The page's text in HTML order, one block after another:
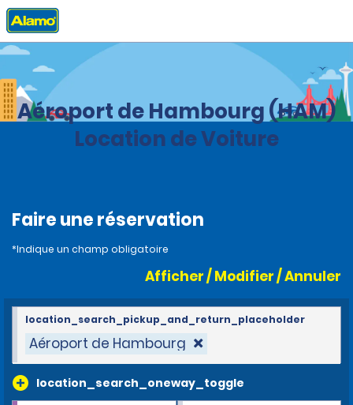
Accueil Agences
Aéroport de Hambourg (HAM)
Location de Voiture
Faire une réservation
*Indique un champ obligatoire
Afficher / Modifier / Annuler
Aéroport de Hambourg
location_search_oneway_toggle
location_search_pickup_and_return_placeholder